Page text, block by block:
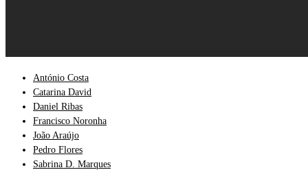
António Costa
Catarina David
Daniel Ribas
Francisco Noronha
João Araújo
Pedro Flores
Sabrina D. Marques